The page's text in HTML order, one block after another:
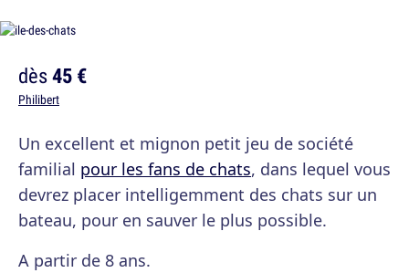
dès45 €
Philibert
Un excellent et mignon petit jeu de société
familial pour les fans de chats, dans lequel vous
devrez placer intelligemment des chats sur un
bateau, pour en sauver le plus possible.
A partir de 8 ans.